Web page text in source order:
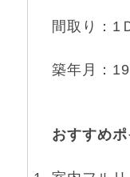
間取り：1
築年月：
おすすめポ